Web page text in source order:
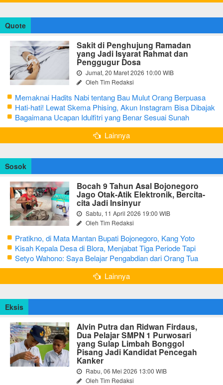
Quote
Sakit di Penghujung Ramadan
yang Jadi Isyarat Rahmat dan
Penggugur Dosa
Jumat, 20 Maret 2026 10:00 WIB
Oleh Tim Redaksi
Memaknai Hadits Nabi tentang Bau Mulut Orang Berpuasa
Secara Bijak Agar Tidak Menggangu
Hati-hati! Lewat Skema Phising, Akun Instagram Bisa Dibajak
Kurang dari 3 Menit
Bagaimana Ucapan Idulfitri yang Benar Sesuai Sunah
Rasulullah
Lainnya
Sosok
Bocah 9 Tahun Asal Bojonegoro
Jago Otak-Atik Elektronik, Bercita-
cita Jadi Insinyur
Sabtu, 11 April 2026 19:00 WIB
Oleh Tim Redaksi
Pratikno, di Mata Mantan Bupati Bojonegoro, Kang Yoto
Kisah Kepala Desa di Blora, Menjabat Tiga Periode Tapi
Masih Hidup Sederhana
Setyo Wahono: Saya Belajar Pengabdian dari Orang Tua
Lainnya
Eksis
Alvin Putra dan Ridwan Firdaus,
Dua Pelajar SMPN 1 Purwosari
yang Sulap Limbah Bonggol
Pisang Jadi Kandidat Pencegah
Kanker
Rabu, 06 Mei 2026 13:00 WIB
Oleh Tim Redaksi